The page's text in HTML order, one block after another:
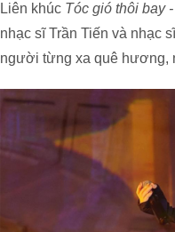
Liên khúc Tóc gió thôi bay
nhạc sĩ Trần Tiến và nhạc
người từng xa quê hương,